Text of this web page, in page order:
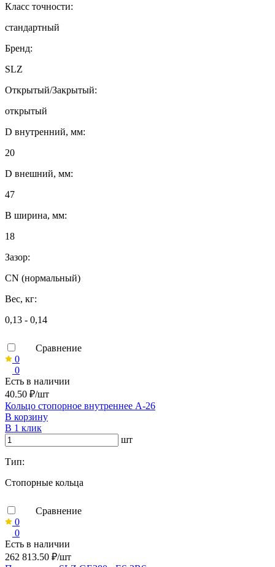
Класс точности:
стандартный
Бренд:
SLZ
Открытый/Закрытый:
открытый
D внутренний, мм:
20
D внешний, мм:
47
B ширина, мм:
18
Зазор:
CN (нормальный)
Вес, кг:
0,13 - 0,14
Сравнение
0
0
Есть в наличии
40.50 ₽/шт
Кольцо стопорное внутреннее А-26
В корзину
В 1 клик
шт
Тип:
Стопорные кольца
Сравнение
0
0
Есть в наличии
262 813.50 ₽/шт